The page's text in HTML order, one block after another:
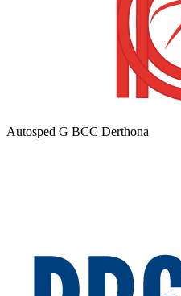
Autosped G BCC Derthona